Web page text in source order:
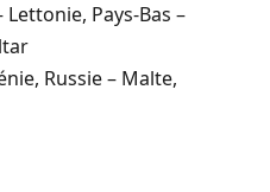
Pays-Bas –
Russie – Malte,